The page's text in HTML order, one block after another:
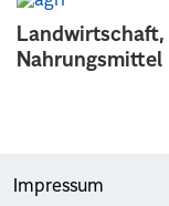
Nahrungsmittel
Impressum